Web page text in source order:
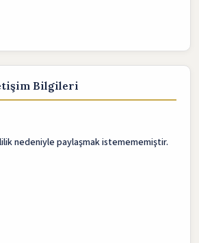
Bilgileri
nedeniyle paylaşmak istemememiştir.